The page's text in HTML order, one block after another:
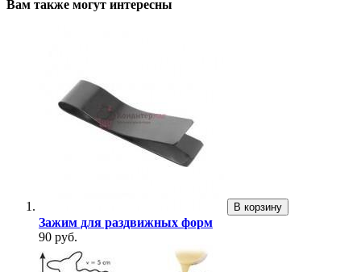
Вам также могут интересны
В корзину
Зажим для раздвижных форм
90 руб.